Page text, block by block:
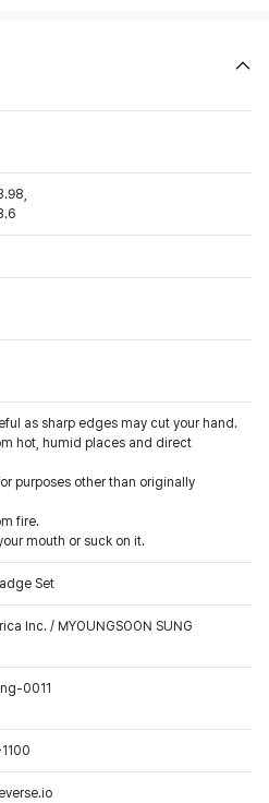
as sharp edges may cut your hand.
hot, humid places and direct
purposes other than originally
fire.
mouth or suck on it.
Set
Inc. / MYOUNGSOON SUNG
0011